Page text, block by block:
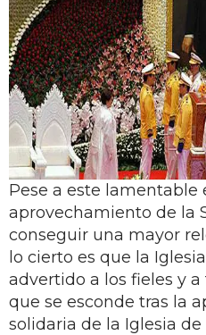
Pese a este lamentable
aprovechamiento de la
conseguir una mayor
lo cierto es que la
advertido a los fieles y
que se esconde tras la
solidaria de la Iglesia